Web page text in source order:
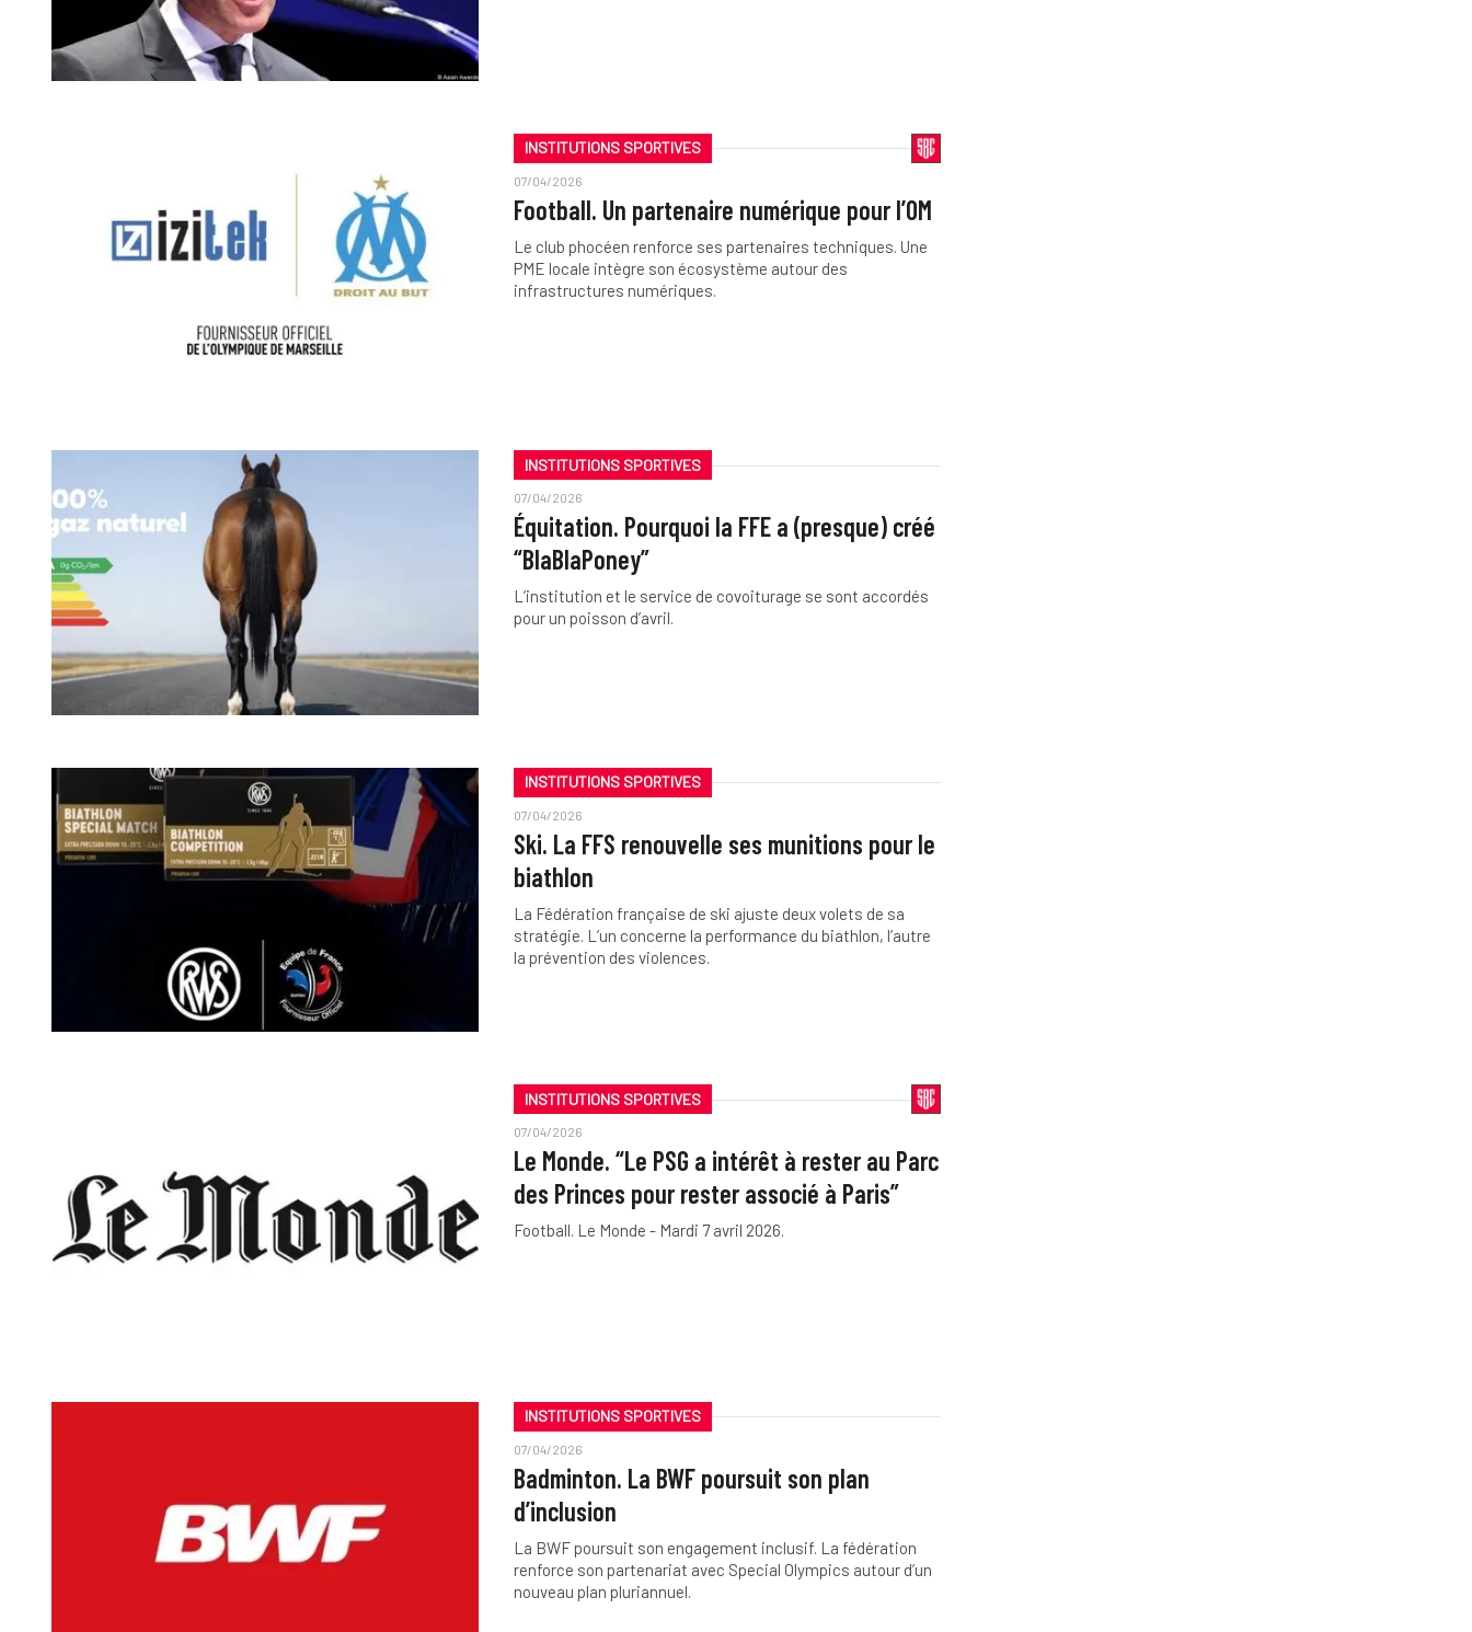
INSTITUTIONS SPORTIVES
07/04/2026
Football. Un partenaire numérique pour l’OM
Le club phocéen renforce ses partenaires techniques. Une
PME locale intègre son écosystème autour des
infrastructures numériques.
INSTITUTIONS SPORTIVES
07/04/2026
Équitation. Pourquoi la FFE a (presque) créé
“BlaBlaPoney”
L’institution et le service de covoiturage se sont accordés
pour un poisson d’avril.
INSTITUTIONS SPORTIVES
07/04/2026
Ski. La FFS renouvelle ses munitions pour le
biathlon
La Fédération française de ski ajuste deux volets de sa
stratégie. L’un concerne la performance du biathlon, l’autre
la prévention des violences.
INSTITUTIONS SPORTIVES
07/04/2026
Le Monde. “Le PSG a intérêt à rester au Parc
des Princes pour rester associé à Paris”
Football. Le Monde - Mardi 7 avril 2026.
INSTITUTIONS SPORTIVES
07/04/2026
Badminton. La BWF poursuit son plan
d’inclusion
La BWF poursuit son engagement inclusif. La fédération
renforce son partenariat avec Special Olympics autour d’un
nouveau plan pluriannuel.